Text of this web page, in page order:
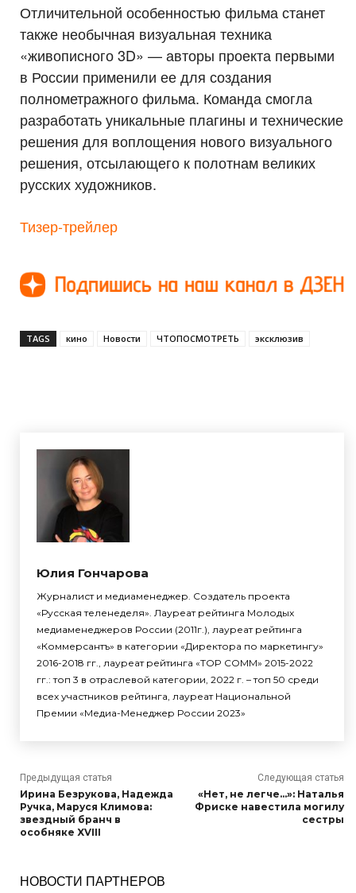
Отличительной особенностью фильма станет
также необычная визуальная техника
«живописного 3D» — авторы проекта первыми
в России применили ее для создания
полнометражного фильма. Команда смогла
разработать уникальные плагины и технические
решения для воплощения нового визуального
решения, отсылающего к полотнам великих
русских художников.
Тизер-трейлер
TAGS кино Новости ЧТОПОСМОТРЕТЬ эксклюзив
Юлия Гончарова
Журналист и медиаменеджер. Создатель проекта
«Русская теленеделя». Лауреат рейтинга Молодых
медиаменеджеров России (2011г.), лауреат рейтинга
«Коммерсантъ» в категории «Директора по маркетингу»
2016-2018 гг., лауреат рейтинга «TOP COMM» 2015-2022
гг.: топ 3 в отраслевой категории, 2022 г. – топ 50 среди
всех участников рейтинга, лауреат Национальной
Премии «Медиа-Менеджер России 2023»
Предыдущая статья
Ирина Безрукова, Надежда
Ручка, Маруся Климова:
звездный бранч в
особняке XVIII
Следующая статья
«Нет, не легче…»: Наталья
Фриске навестила могилу
сестры
НОВОСТИ ПАРТНЕРОВ